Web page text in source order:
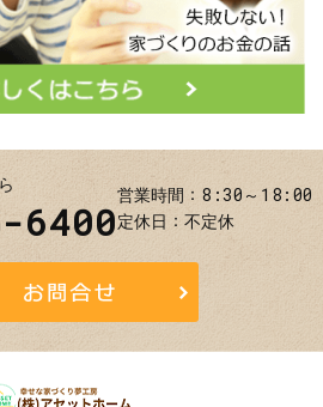
6400
営業時間 8:30～18:00
定休日 不定休